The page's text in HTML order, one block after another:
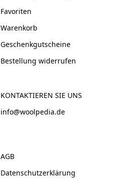
Favoriten
Warenkorb
Geschenkgutscheine
Bestellung widerrufen
KONTAKTIEREN SIE UNS
info@woolpedia.de
AGB
Datenschutzerklärung